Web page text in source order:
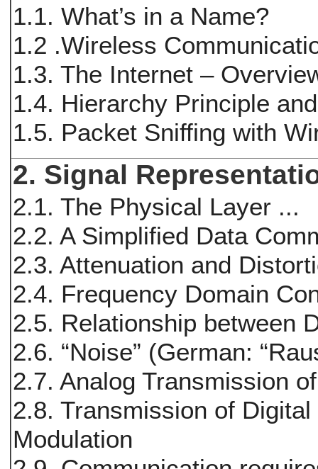
1.1. What’s in a Name?
1.2 .Wireless
1.3. The Internet –
1.4. Hierarchy Principle
1.5. Packet Sniffing with
2. Signal
2.1. The Physical Layer ...
2.2. A Simplified Data
2.3. Attenuation and
2.4. Frequency Domain
2.5. Relationship between
2.6. “Noise” (German:
2.7. Analog Transmission
2.8. Transmission of
Modulation